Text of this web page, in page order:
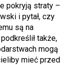
pokryją straty –
i pytał, czy
są na
także,
mogą
mieć przed